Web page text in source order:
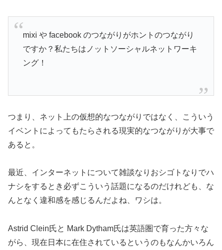
mixi や facebook のつながりがホントのつながり
ですか？私たちはノットソーシャルネットワーキ
ング！
つまり、ネット上の仮想的なつながりではなく、こういう
イベントによってもたらされる現実的なつながりが大事で
あると。
最近、インターネットについて雑談なりおシゴトなりでハ
ナシをするとき必ずこういう話題になるのだけれども、な
んとなく違和感を感じるんだよね、ワシは。
Astrid Clein氏と Mark Dytham氏は英語圏で育った方々な
がら、現在日本に在住されているというのもなんかいろん